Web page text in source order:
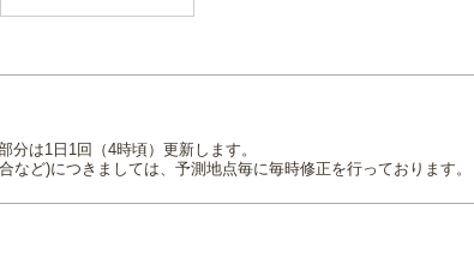
は1日1回（4時頃）更新します。
ど)につきましては、予測地点毎に毎時修正を行っております。